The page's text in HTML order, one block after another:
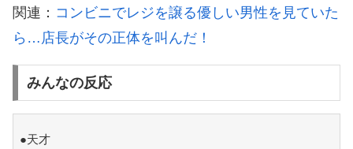
関連： コンビニでレジを譲る優しい男性を見ていた
ら…店長がその正体を叫んだ！
みんなの反応
●天才